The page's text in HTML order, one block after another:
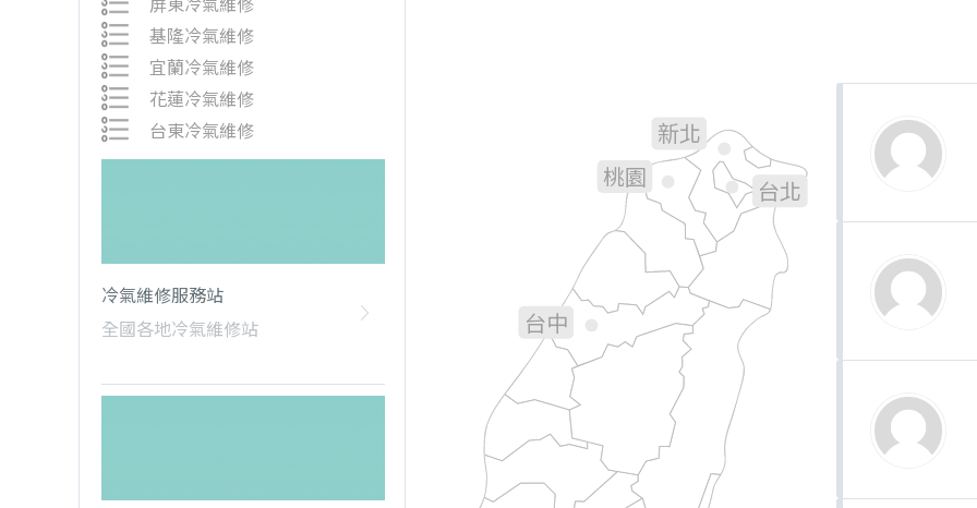
基隆冷氣維修
宜蘭冷氣維修
花蓮冷氣維修
台東冷氣維修
冷氣維修服務站
全國各地冷氣維修站
台北
新北
桃園
台中
苗栗
彰化
雲林
嘉義
花蓮
宜蘭